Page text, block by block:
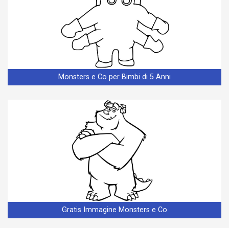
Monsters e Co per Bimbi di 5 Anni
Gratis Immagine Monsters e Co